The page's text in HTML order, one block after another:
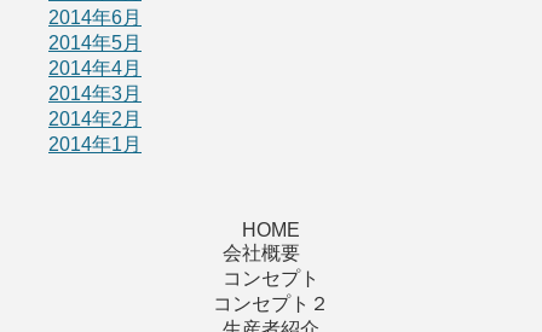
2014年6月
2014年5月
2014年4月
2014年3月
2014年2月
2014年1月
HOME
会社概要
コンセプト
コンセプト２